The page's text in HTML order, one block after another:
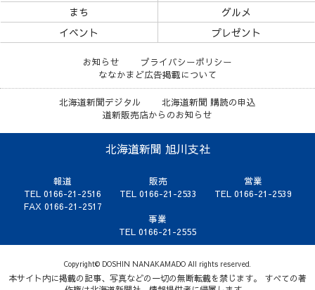
まち
グルメ
イベント
プレゼント
お知らせ
プライバシーポリシー
ななかまど広告掲載について
北海道新聞デジタル
北海道新聞 購読の申込
道新販売店からのお知らせ
北海道新聞 旭川支社
報道
TEL 0166-21-2516
FAX 0166-21-2517
販売
TEL 0166-21-2533
営業
TEL 0166-21-2539
事業
TEL 0166-21-2555
Copyright© DOSHIN NANAKAMADO All rights reserved.
本サイト内に掲載の記事、写真などの一切の無断転載を禁じます。 すべての著